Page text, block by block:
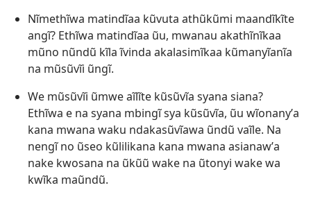
Nĩmethĩwa matindĩaa kũvuta athũkũmi maandĩkĩte
angĩ? Ethĩwa matindĩaa ũu, mwanau akathĩnĩkaa
mũno nũndũ kĩla ĩvinda akalasimĩkaa kũmanyĩanĩa
na mũsũvĩi ũngĩ.
We mũsũvĩi ũmwe aĩlĩte kũsũvĩa syana siana?
Ethĩwa e na syana mbingĩ sya kũsũvĩa, ũu wĩonanyʼa
kana mwana waku ndakasũvĩawa ũndũ vaĩle. Na
nengĩ no ũseo kũlilikana kana mwana asianawʼa
nake kwosana na ũkũũ wake na ũtonyi wake wa
kwĩka maũndũ.